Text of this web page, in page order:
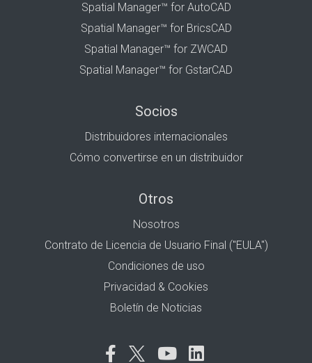
Spatial Manager™ for AutoCAD
Spatial Manager™ for BricsCAD
Spatial Manager™ for ZWCAD
Spatial Manager™ for GstarCAD
Socios
Distribuidores internacionales
Cómo convertirse en un distribuidor
Otros
Nosotros
Contrato de Licencia de Usuario Final ("EULA")
Condiciones de uso
Privacidad & Cookies
Boletín de Noticias